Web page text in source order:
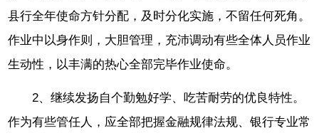
县行全年使命方针分配，及时分化实施，不留任何死角。
作业中以身作则，大胆管理，充沛调动有些全体人员作业
生动性，以丰满的热心全部完毕作业使命。
2、继续发扬自个勤勉好学、吃苦耐劳的优良特性。
作为有些管任人，应全部把握金融规律法规、银行专业常